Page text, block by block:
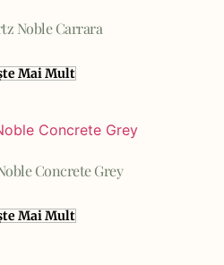
Noble Carrara
Mai Mult
Concrete Grey
Mai Mult